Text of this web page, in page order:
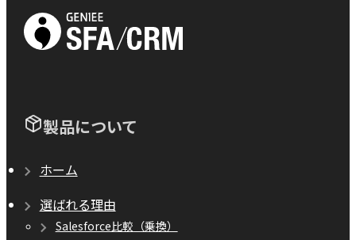
製品について
ホーム
選ばれる理由
Salesforce比較（乗換）